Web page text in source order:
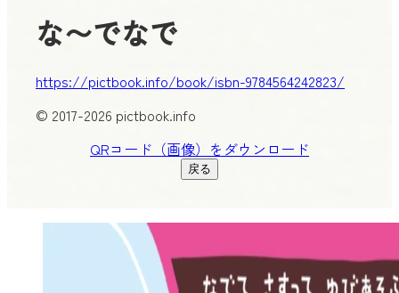
な〜でなで
https://pictbook.info/book/isbn-9784564242823/
© 2017-2026 pictbook.info
QRコード（画像）をダウンロード
戻る